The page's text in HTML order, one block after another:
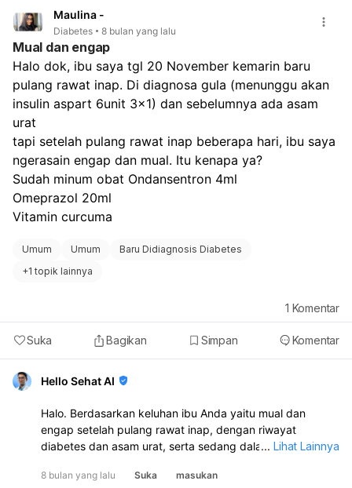
Maulina -
Diabetes 8 bulan yang lalu
Mual dan engap
Halo dok, ibu saya tgl 20 November kemarin baru
pulang rawat inap. Di diagnosa gula (menunggu akan
insulin aspart 6unit 3x1) dan sebelumnya ada asam
urat
tapi setelah pulang rawat inap beberapa hari, ibu saya
ngerasain engap dan mual. Itu kenapa ya?
Sudah minum obat Ondansentron 4ml
Omeprazol 20ml
Vitamin curcuma
Umum Umum
Baru Didiagnosis Diabetes
+1 topik lainnya
Suka Bagikan Simpan Komentar
1 Komentar
Hello Sehat AI
Halo. Berdasarkan keluhan ibu Anda yaitu mual dan
engap setelah pulang rawat inap, dengan riwayat
diabetes dan asam urat, serta sedang dalam persiapan
dipertimbangkan:
... Lihat Lainnya
8 bulan yang lalu Suka masukan